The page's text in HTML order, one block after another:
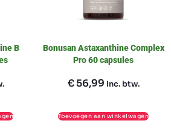
B
Bonusan Astaxanthine Complex
Pro 60 capsules
€56,99 Inc. btw.
Toevoegen aan winkelwagen